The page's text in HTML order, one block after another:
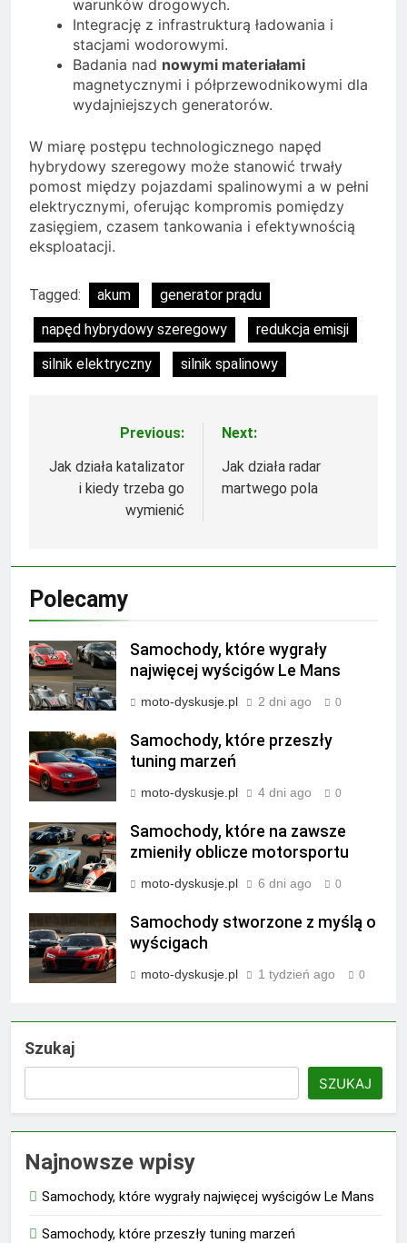
warunków drogowych.
Integrację z infrastrukturą ładowania i
stacjami wodorowymi.
Badania nad nowymi materiałami
magnetycznymi i półprzewodnikowymi dla
wydajniejszych generatorów.
W miarę postępu technologicznego napęd
hybrydowy szeregowy może stanowić trwały
pomost między pojazdami spalinowymi a w pełni
elektrycznymi, oferując kompromis pomiędzy
zasięgiem, czasem tankowania i efektywnością
eksploatacji.
Tagged: akum
generator prądu
napęd hybrydowy szeregowy
redukcja emisji
silnik elektryczny
silnik spalinowy
Nawigacja
wpisu
Previous:
Jak działa katalizator
i kiedy trzeba go
wymienić
Next:
Jak działa radar
martwego pola
Polecamy
Samochody, które wygrały
najwięcej wyścigów Le Mans
moto-dyskusje.pl 2 dni ago 0
Samochody, które przeszły
tuning marzeń
moto-dyskusje.pl 4 dni ago 0
Samochody, które na zawsze
zmieniły oblicze motorsportu
moto-dyskusje.pl 6 dni ago 0
Samochody stworzone z myślą o
wyścigach
moto-dyskusje.pl 1 tydzień ago 0
Szukaj
SZUKAJ
Najnowsze wpisy
Samochody, które wygrały najwięcej wyścigów Le Mans
Samochody, które przeszły tuning marzeń